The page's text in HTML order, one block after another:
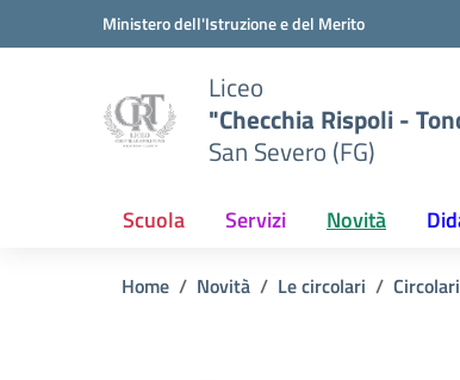
Vai ai contenuti
Vai al menu di navigazioneMinistero dell'Istruzione e del Merito
Liceo
"Checchia Rispoli -
San Severo (FG)
Scuola Servizi Novità
Home Novità Le circolari Circolari